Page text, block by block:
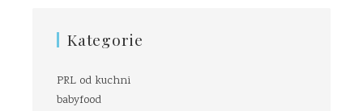
Kategorie
PRL od kuchni
babyfood